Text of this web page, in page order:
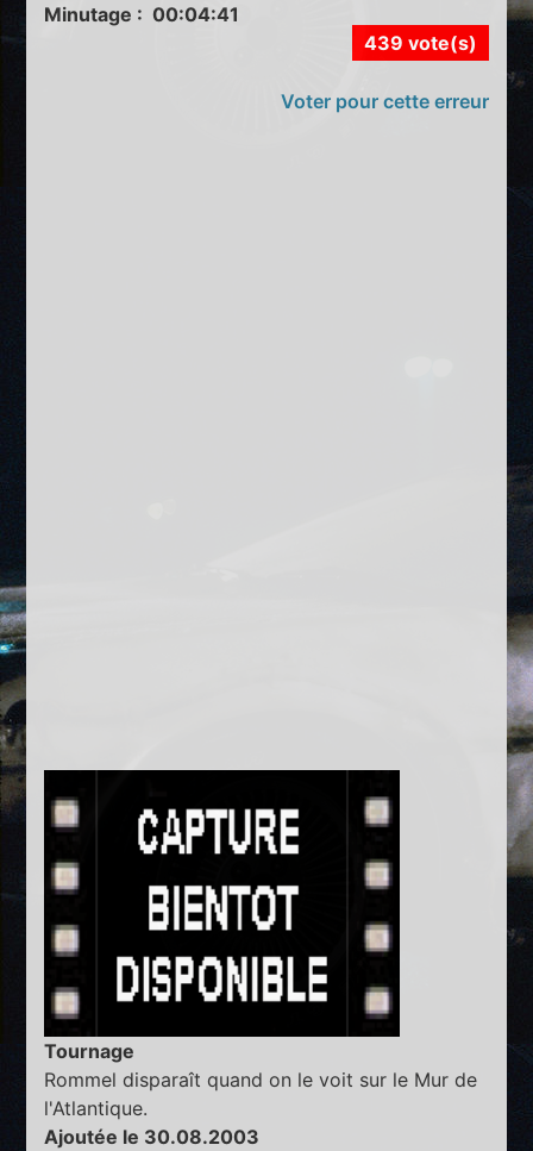
Minutage : 00:04:41
439 vote(s)
Voter pour cette erreur
Tournage
Rommel disparaît quand on le voit sur le Mur de
l'Atlantique.
Ajoutée le 30.08.2003